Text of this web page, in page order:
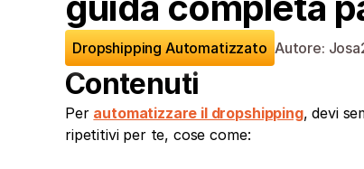
Dropshipping Automatizzato Autore: Josa
Contenuti
Per automatizzare il dropshipping, devi
ripetitivi per te, cose come: